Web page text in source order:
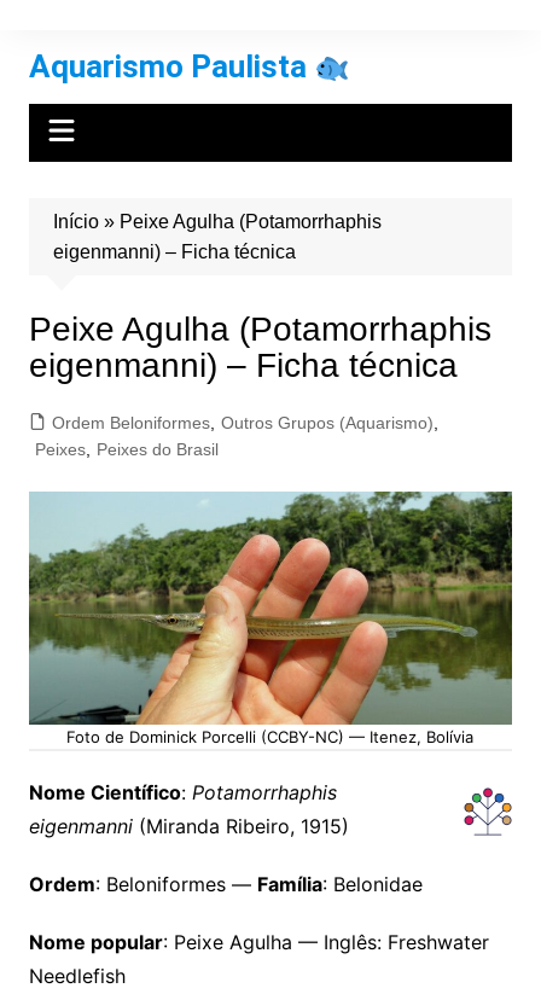
conteúdo
Aquarismo Paulista
Início» Peixe Agulha (Potamorrhaphis
eigenmanni) – Ficha técnica
Peixe Agulha (Potamorrhaphis
eigenmanni) – Ficha técnica
Ordem Beloniformes, Outros Grupos (Aquarismo)
Peixes, Peixes do Brasil
Foto de Dominick Porcelli (CCBY-NC) — Itenez, Bolívia
Nome Científico: Potamorrhaphis
eigenmanni(Miranda Ribeiro, 1915)
Ordem: Beloniformes — Família: Belonidae
Nome popular: Peixe Agulha — Inglês: Freshwater
Needlefish